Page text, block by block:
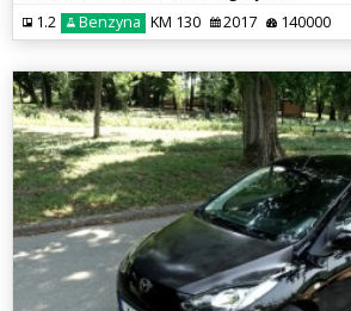
1.2 Benzyna KM 130 2017 140000